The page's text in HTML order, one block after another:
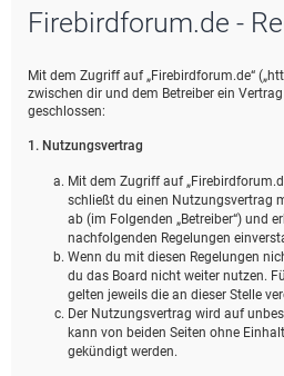
Firebirdforum.de -
Mit dem Zugriff auf „Firebirdforum.de“
zwischen dir und dem Betreiber ein
geschlossen:
1. Nutzungsvertrag
Mit dem Zugriff auf
schließt du einen Nutzungsvertrag
ab (im Folgenden „Betreiber“) und
nachfolgenden Regelungen
Wenn du mit diesen Regelungen
du das Board nicht weiter nutzen.
gelten jeweils die an dieser Stelle
Der Nutzungsvertrag wird auf
kann von beiden Seiten ohne
gekündigt werden.